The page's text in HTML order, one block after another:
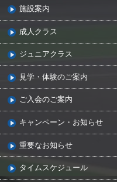
施設案内
成人クラス
ジュニアクラス
見学・体験のご案内
ご入会のご案内
キャンペーン・お知らせ
重要なお知らせ
タイムスケジュール